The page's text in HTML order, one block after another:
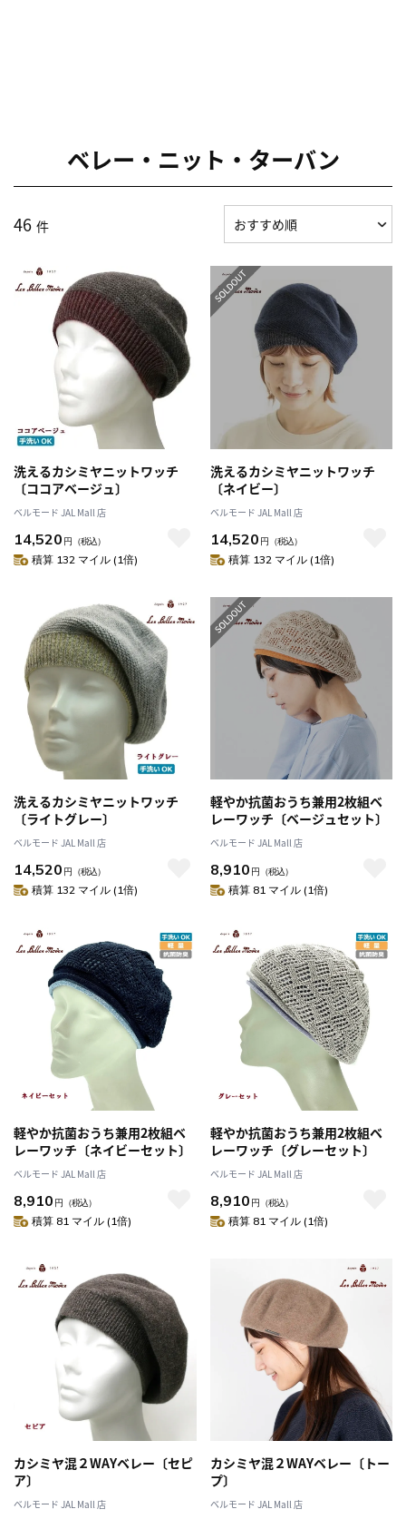
ベレー・ニット・ターバン
46 件
洗えるカシミヤニットワッチ
〔ココアベージュ〕
ベルモード JAL Mall 店
14,520 円 （税込）
積算 132 マイル (1倍)
洗えるカシミヤニットワッチ
〔ネイビー〕
ベルモード JAL Mall 店
14,520 円 （税込）
積算 132 マイル (1倍)
洗えるカシミヤニットワッチ
〔ライトグレー〕
ベルモード JAL Mall 店
14,520 円 （税込）
積算 132 マイル (1倍)
軽やか抗菌おうち兼用2枚組ベ
レーワッチ〔ベージュセット〕
ベルモード JAL Mall 店
8,910 円 （税込）
積算 81 マイル (1倍)
軽やか抗菌おうち兼用2枚組ベ
レーワッチ〔ネイビーセット〕
ベルモード JAL Mall 店
8,910 円 （税込）
積算 81 マイル (1倍)
軽やか抗菌おうち兼用2枚組ベ
レーワッチ〔グレーセット〕
ベルモード JAL Mall 店
8,910 円 （税込）
積算 81 マイル (1倍)
カシミヤ混２WAYベレー〔セピ
ア〕
ベルモード JAL Mall 店
カシミヤ混２WAYベレー〔トー
プ〕
ベルモード JAL Mall 店